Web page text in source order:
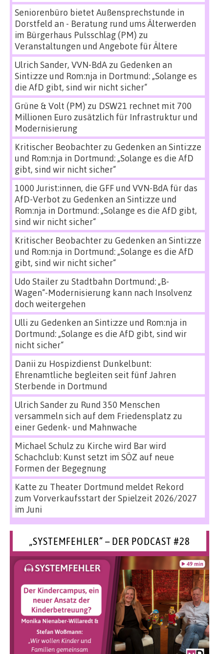
Seniorenbüro bietet Außensprechstunde in
Dorstfeld an - Beratung rund ums Älterwerden
im Bürgerhaus Pulsschlag (PM) zu
Veranstaltungen und Angebote für Ältere
Ulrich Sander, VVN-BdAzu Gedenken an
Sinti:zze und Rom:nja in Dortmund: „Solange es
die AfD gibt, sind wir nicht sicher“
Grüne & Volt (PM) zu DSW21 rechnet mit 700
Millionen Euro zusätzlich für Infrastruktur und
Modernisierung
Kritischer Beobachterzu Gedenken an Sinti:zze
und Rom:nja in Dortmund: „Solange es die AfD
gibt, sind wir nicht sicher“
1000 Jurist:innen, die GFF und VVN-BdA für das
AfD-Verbot zu Gedenken an Sinti:zze und
Rom:nja in Dortmund: „Solange es die AfD gibt,
sind wir nicht sicher“
Kritischer Beobachterzu Gedenken an Sinti:zze
und Rom:nja in Dortmund: „Solange es die AfD
gibt, sind wir nicht sicher“
Udo Stailerzu Stadtbahn Dortmund: „B-
Wagen“-Modernisierung kann nach Insolvenz
doch weitergehen
Ulli zu Gedenken an Sinti:zze und Rom:nja in
Dortmund: „Solange es die AfD gibt, sind wir
nicht sicher“
Danii zu Hospizdienst Dunkelbunt:
Ehrenamtliche begleiten seit fünf Jahren
Sterbende in Dortmund
Ulrich Sanderzu Rund 350 Menschen
versammeln sich auf dem Friedensplatz zu
einer Gedenk- und Mahnwache
Michael Schulz zu Kirche wird Bar wird
Schachclub: Kunst setzt im SÖZ auf neue
Formen der Begegnung
Katte zu Theater Dortmund meldet Rekord
zum Vorverkaufsstart der Spielzeit 2026/2027
im Juni
„SYSTEMFEHLER“ – DER PODCAST #28